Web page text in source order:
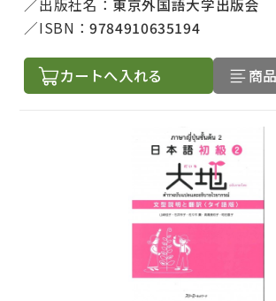
出版社名： 東京外国語大学出版会
ISBN：9784910635194
カートへ入れる 商